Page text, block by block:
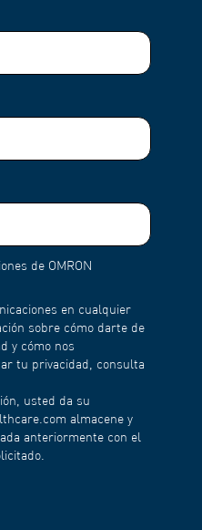
de OMRON
en cualquier
sobre cómo darte de
y cómo nos
tu privacidad, consulta
usted da su
almacene y
anteriormente con el